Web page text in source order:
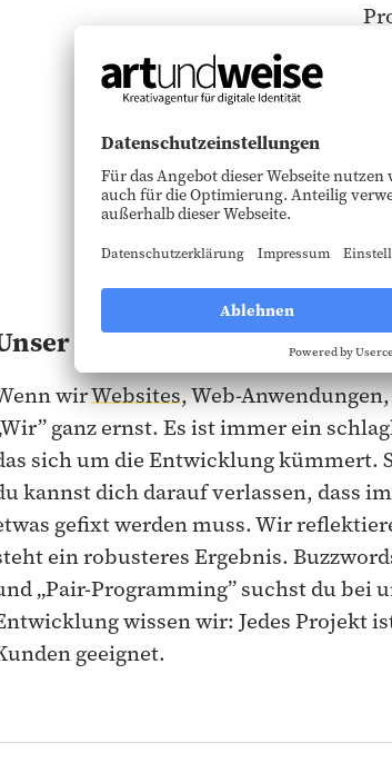
ganzes Team ist an
wirWebsites, Web-
ganz ernst. Es ist immer ein
sich um die Entwicklung kümmert.
kannst dich darauf verlassen, dass
gefixt werden muss. Wir
ein robusteres Ergebnis.
„Pair-Programming” suchst du bei
wissen wir: Jedes Projekt
geeignet.